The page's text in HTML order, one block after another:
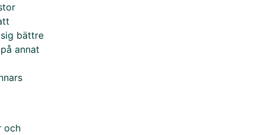
bättre
annat
och